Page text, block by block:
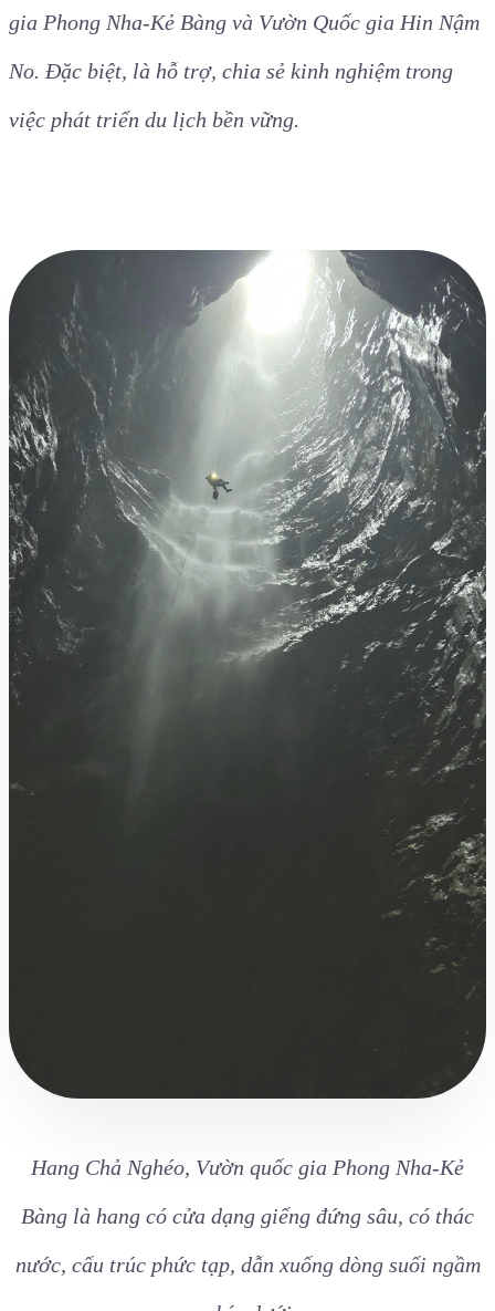
gia Phong Nha-Kẻ Bàng và Vườn Quốc gia Hin Nậm
No. Đặc biệt, là hỗ trợ, chia sẻ kinh nghiệm trong
việc phát triển du lịch bền vững.
Hang Chả Nghéo, Vườn quốc gia Phong Nha-Kẻ
Bàng là hang có cửa dạng giếng đứng sâu, có thác
nước, cấu trúc phức tạp, dẫn xuống dòng suối ngầm